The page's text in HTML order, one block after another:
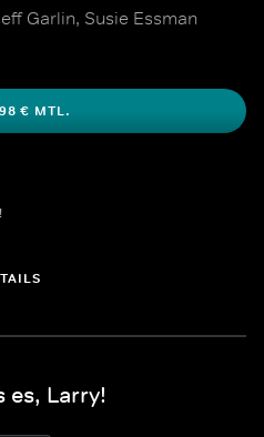
Garlin, Susie Essman
€ MTL.
es, Larry!